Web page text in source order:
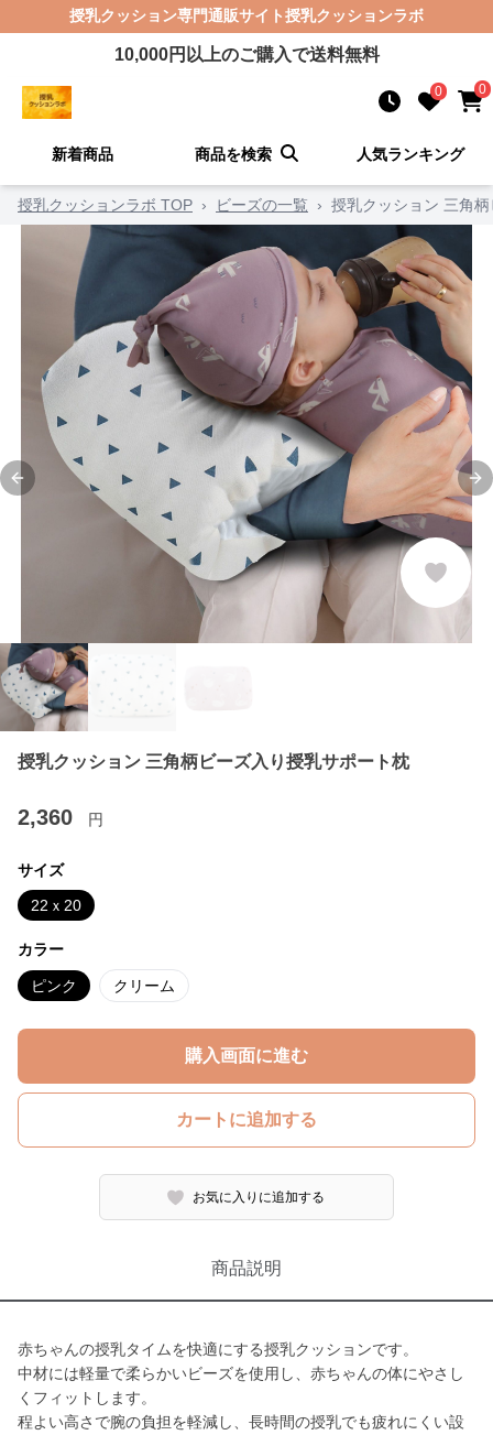
授乳クッション専門通販サイト授乳クッションラボ
10,000円以上のご購入で送料無料
0 0
新着商品 商品を検索 人気ランキング
授乳クッションラボ TOP › ビーズの一覧 › 授乳クッション 三角
Previous slide
授乳クッション 三角柄ビーズ入り授乳サポート枕
2,360 円
サイズ
22ｘ20
カラー
ピンク クリーム
購入画面に進む
カートに追加する
お気に入りに追加する
商品説明
赤ちゃんの授乳タイムを快適にする授乳クッションです。
中材には軽量で柔らかいビーズを使用し、赤ちゃんの体にやさし
くフィットします。
程よい高さで腕の負担を軽減し、長時間の授乳でも疲れにくい設